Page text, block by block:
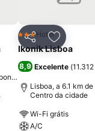
aos favoritos
Partilhar
3 Estrelas
Hotel
Ikonik Lisboa
8,9 Excelente (
Lisboa, a 6.1 km de
Centro da cidade
Wi-Fi grátis
A/C